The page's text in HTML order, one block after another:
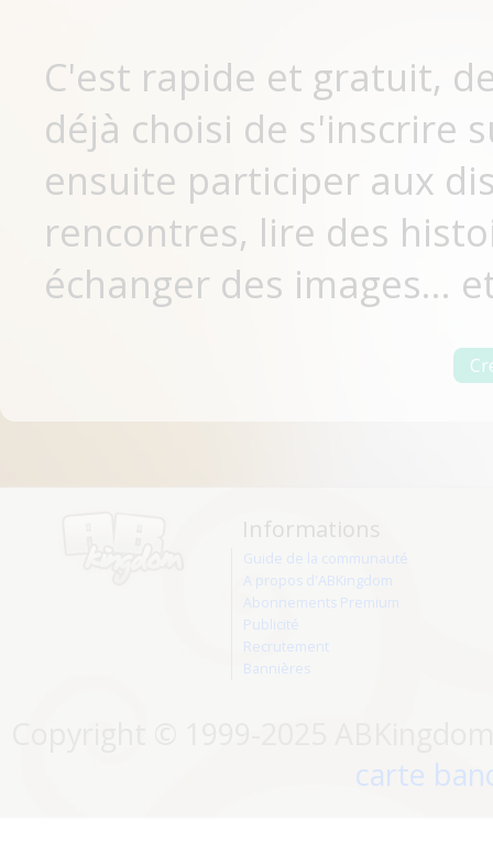
C'est rapide et gratuit,
déjà choisi de s'inscrire
ensuite participer aux
rencontres, lire des
échanger des images...
Informations
Guide de la communauté
A propos d'ABKingdom
Abonnements Premium
Publicité
Recrutement
Bannières
carte